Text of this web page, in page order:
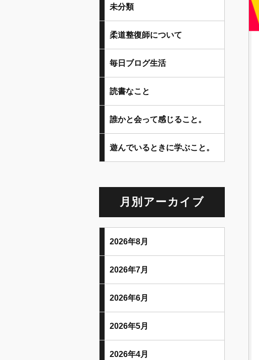
未分類
柔道整復師について
毎日ブログ生活
読書なこと
誰かと会って感じること。
遊んでいるときに学ぶこと。
月別アーカイブ
2026年8月
2026年7月
2026年6月
2026年5月
2026年4月